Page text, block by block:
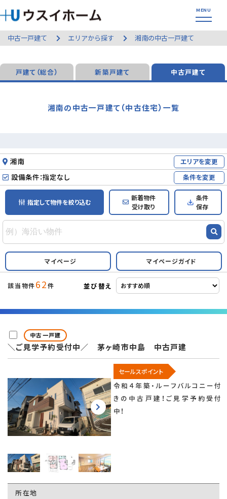
中古一戸建て エリアから探す 湘南の中古一戸建て
戸建て（総合） 新築戸建て 中古戸建て
湘南の中古一戸建て（中古住宅）一覧
湘南 エリアを変更
設備条件：指定なし 条件を変更
指定して物件を絞り込む
新着物件
受け取り
条件
保存
マイページ マイページガイド
該当物件62件 並び替え
中古一戸建
＼ご見学予約受付中／ 茅ヶ崎市中島 中古戸建
セールスポイント
令和４年築・ルーフバルコニー付
きの中古戸建！ご見学予約受付
中！
所在地